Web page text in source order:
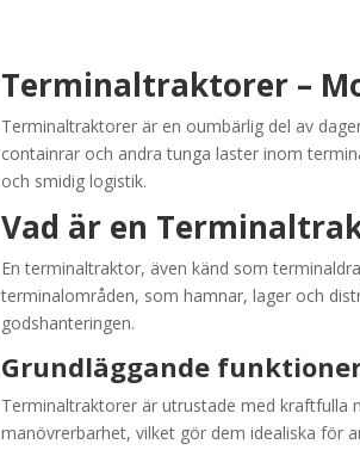
Terminaltraktorer –
Terminaltraktorer är en oumbärlig del av
containrar och andra tunga laster inom
och smidig logistik.
Vad är en
En terminaltraktor, även känd som
terminalområden, som hamnar, lager och
godshanteringen.
Grundläggande
Terminaltraktorer är utrustade med kraftfulla
manövrerbarhet, vilket gör dem idealiska för